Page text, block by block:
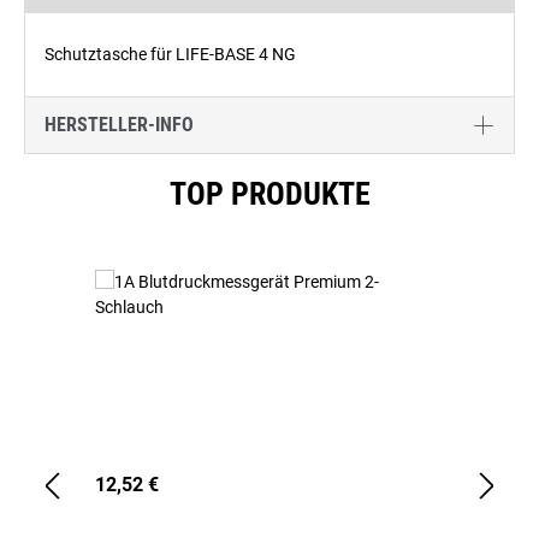
Schutztasche für LIFE-BASE 4 NG
HERSTELLER-INFO
TOP PRODUKTE
12,52 €